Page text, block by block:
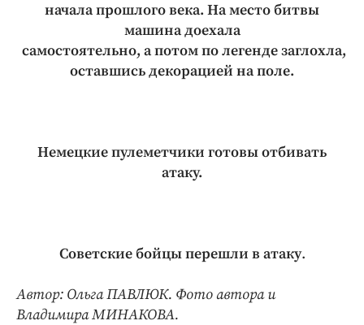
начала прошлого века. На место битвы
машина доехала
самостоятельно, а потом по легенде заглохла,
оставшись декорацией на поле.
Немецкие пулеметчики готовы отбивать
атаку.
Советские бойцы перешли в атаку.
Автор: Ольга ПАВЛЮК. Фото автора и
Владимира МИНАКОВА.